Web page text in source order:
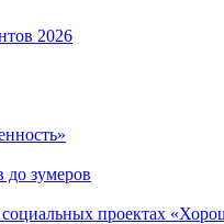
2026
до зумеров
проектах